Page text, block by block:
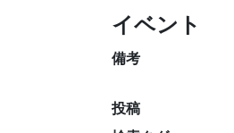
イベント
備考
投稿